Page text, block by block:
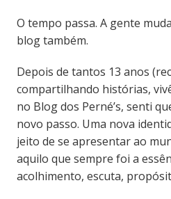
O tempo passa. A gente
blog também.
Depois de tantos 13 anos
compartilhando histórias,
no Blog dos Perné’s, senti
novo passo. Uma nova
jeito de se apresentar ao
aquilo que sempre foi a
acolhimento, escuta,